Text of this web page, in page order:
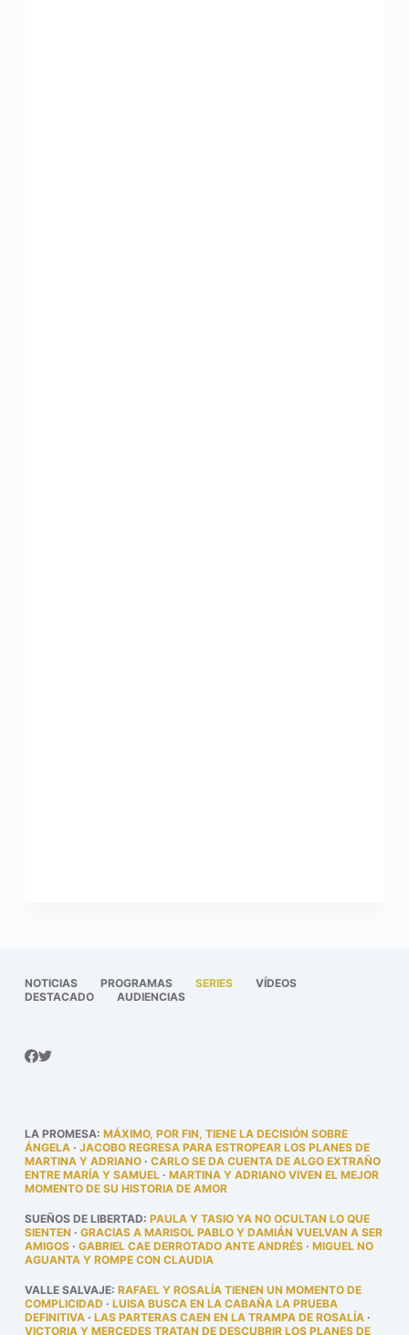
NOTICIAS PROGRAMAS SERIES
VÍDEOS
DESTACADO
AUDIENCIAS
LA PROMESA: MÁXIMO, POR FIN, TIENE LA DECISIÓN SOBRE
ÁNGELA· JACOBO REGRESA PARA ESTROPEAR LOS PLANES DE
MARTINA Y ADRIANO· CARLO SE DA CUENTA DE ALGO EXTRAÑO
ENTRE MARÍA Y SAMUEL· MARTINA Y ADRIANO VIVEN EL MEJOR
MOMENTO DE SU HISTORIA DE AMOR
SUEÑOS DE LIBERTAD: PAULA Y TASIO YA NO OCULTAN LO QUE
SIENTEN · GRACIAS A MARISOL PABLO Y DAMIÁN VUELVAN A SER
AMIGOS· GABRIEL CAE DERROTADO ANTE ANDRÉS· MIGUEL NO
AGUANTA Y ROMPE CON CLAUDIA
VALLE SALVAJE: RAFAEL Y ROSALÍA TIENEN UN MOMENTO DE
COMPLICIDAD · LUISA BUSCA EN LA CABAÑA LA PRUEBA
DEFINITIVA· LAS PARTERAS CAEN EN LA TRAMPA DE ROSALÍA·
VICTORIA Y MERCEDES TRATAN DE DESCUBRIR LOS PLANES DE